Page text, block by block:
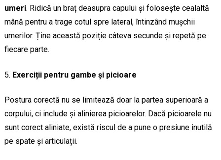
umeri. Ridică un braț deasupra capului și folosește cealaltă
mână pentru a trage cotul spre lateral, întinzând mușchii
umerilor. Ține această poziție câteva secunde și repetă pe
fiecare parte.
Exerciții pentru gambe și picioare
Postura corectă nu se limitează doar la partea superioară a
corpului, ci include și alinierea picioarelor. Dacă picioarele nu
sunt corect aliniate, există riscul de a pune o presiune inutilă
pe spate și articulații.